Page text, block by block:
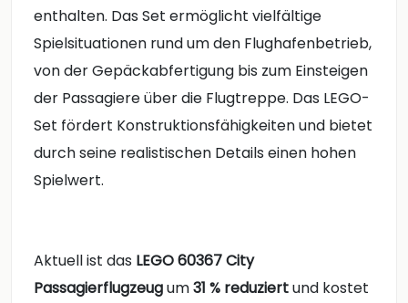
enthalten. Das Set ermöglicht vielfältige
Spielsituationen rund um den Flughafenbetrieb,
von der Gepäckabfertigung bis zum Einsteigen
der Passagiere über die Flugtreppe. Das LEGO-
Set fördert Konstruktionsfähigkeiten und bietet
durch seine realistischen Details einen hohen
Spielwert.
Aktuell ist das LEGO 60367 City
Passagierflugzeugum31 % reduziertund kostet